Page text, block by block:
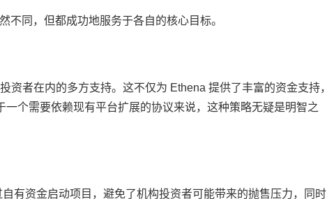
不同，但都成功地服务于各自的核心目标。
者在内的多方支持。这不仅为 Ethena 提供了丰富的资金支持，
个需要依赖现有平台扩展的协议来说，这种策略无疑是明智之
有资金启动项目，避免了机构投资者可能带来的抛售压力，同时